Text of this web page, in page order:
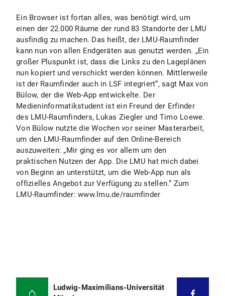
Ein Browser ist fortan alles, was benötigt wird, um
einen der 22.000 Räume der rund 83 Standorte der LMU
ausfindig zu machen. Das heißt, der LMU-Raumfinder
kann nun von allen Endgeräten aus genutzt werden. „Ein
großer Pluspunkt ist, dass die Links zu den Lageplänen
nun kopiert und verschickt werden können. Mittlerweile
ist der Raumfinder auch in LSF integriert“, sagt Max von
Bülow, der die Web-App entwickelte. Der
Medieninformatikstudent ist ein Freund der Erfinder
des LMU-Raumfinders, Lukas Ziegler und Timo Loewe.
Von Bülow nutzte die Wochen vor seiner Masterarbeit,
um den LMU-Raumfinder auf den Online-Bereich
auszuweiten: „Mir ging es vor allem um den
praktischen Nutzen der App. Die LMU hat mich dabei
von Beginn an unterstützt, um die Web-App nun als
offizielles Angebot zur Verfügung zu stellen.“ Zum
LMU-Raumfinder: www.lmu.de/raumfinder
Ludwig-Maximilians-Universität